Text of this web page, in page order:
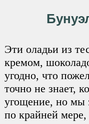
Эти оладьи из
кремом,
угодно, что
точно не знает,
угощение, но мы
по крайней